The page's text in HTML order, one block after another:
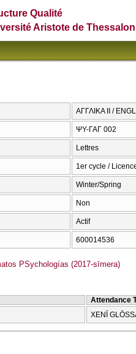
Qualité
Aristote de
ΑΓΓΛΙΚΑ ΙΙ /
ΨΥ-ΓΑΓ 002
Lettres
1er cycle /
Winter/Spring
Non
Actif
600014536
PSychologías (2017-sīmera)
Attendance
XENĪ